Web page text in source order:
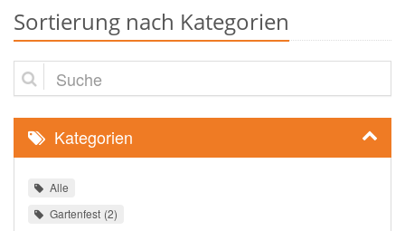
Sortierung nach Kategorien
Suche
Kategorien
Alle
Gartenfest 2